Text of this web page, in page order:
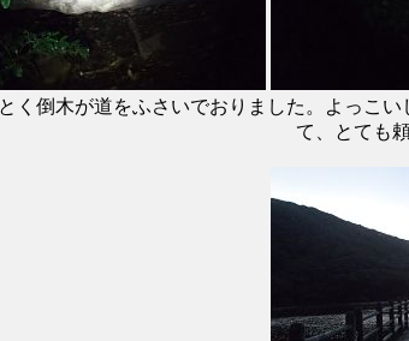
く倒木が道をふさいでおりました。よっこ
て、とても